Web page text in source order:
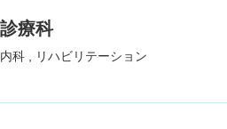
診療科
内科 リハビリテーション